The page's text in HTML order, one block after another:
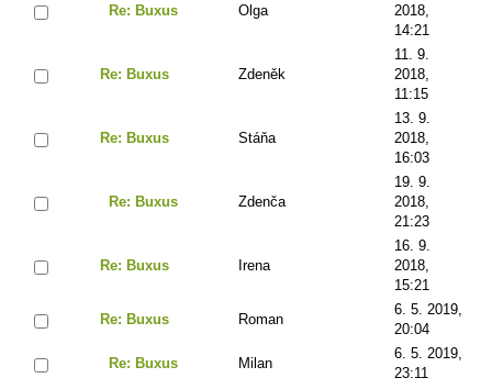
Re: Buxus Olga
2018,
14:21
Re: Buxus Zdeněk
11. 9.
2018,
11:15
Re: Buxus Stáňa
13. 9.
2018,
16:03
Re: Buxus Zdenča
19. 9.
2018,
21:23
Re: Buxus Irena
16. 9.
2018,
15:21
Re: Buxus Roman
6. 5. 2019,
20:04
Re: Buxus Milan
6. 5. 2019,
23:11